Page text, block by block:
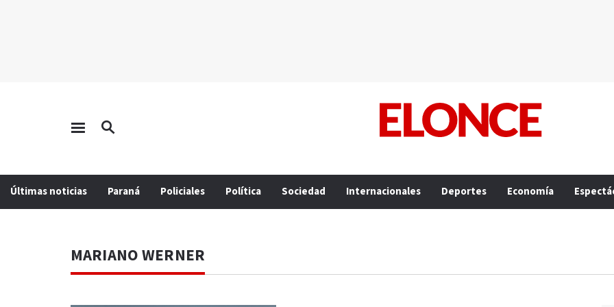
Últimas noticias Paraná Policiales Política Sociedad Internacionales Deportes Economía
MARIANO WERNER